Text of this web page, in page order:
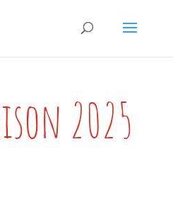
2025